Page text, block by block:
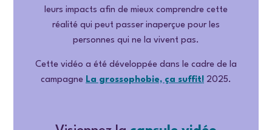
leurs impacts afin de mieux comprendre cette
réalité qui peut passer inaperçue pour les
personnes qui ne la vivent pas.
Cette vidéo a été développée dans le cadre de la
campagne La grossophobie, ça suffit! 2025.